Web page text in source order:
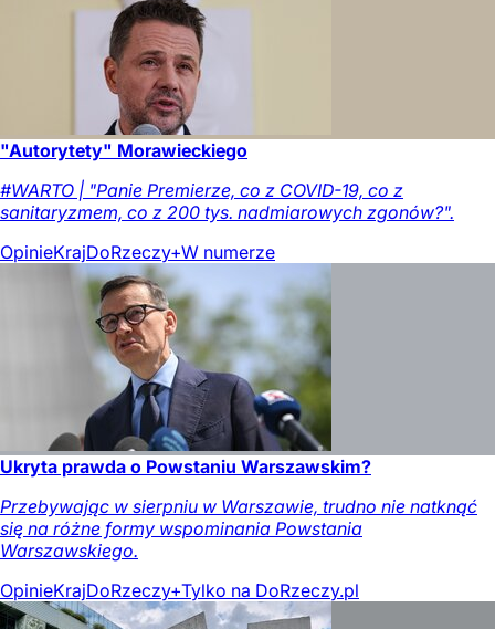
"Autorytety" Morawieckiego
#WARTO | "Panie Premierze, co z COVID-19, co z
sanitaryzmem, co z 200 tys. nadmiarowych zgonów?".
OpinieKrajDoRzeczy+W numerze
Ukryta prawda o Powstaniu Warszawskim?
Przebywając w sierpniu w Warszawie, trudno nie natknąć
się na różne formy wspominania Powstania
Warszawskiego.
OpinieKrajDoRzeczy+Tylko na DoRzeczy.pl